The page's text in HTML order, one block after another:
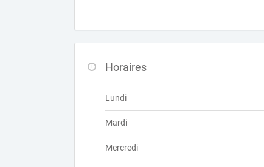
Horaires
Lundi
Mardi
Mercredi